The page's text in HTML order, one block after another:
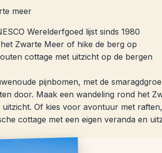
meer
Werelderfgoed lijst sinds 1980
Zwarte Meer of hike de berg op
cottage met uitzicht op de bergen
pijnbomen, met de
door. Maak een wandeling rond het
Of kies voor avontuur met
cottage met een eigen veranda en